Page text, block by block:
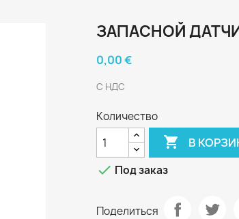
ЗАПАСНОЙ
0,00 €
С НДС
Количество
 В
 Под заказ
Поделиться